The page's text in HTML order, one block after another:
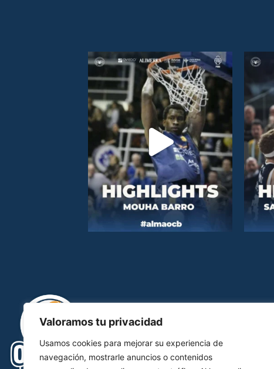
Valoramos tu privacidad
Usamos cookies para mejorar su experiencia de
navegación, mostrarle anuncios o contenidos